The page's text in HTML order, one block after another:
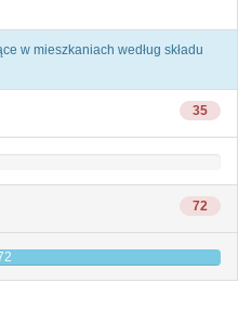
w mieszkaniach według składu
35
72